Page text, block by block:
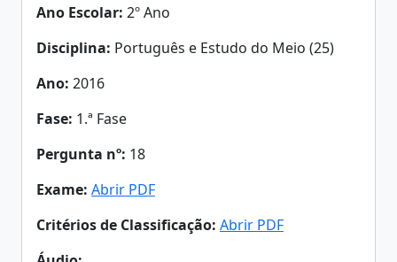
Ano Escolar: 2º Ano
Disciplina: Português e Estudo do Meio (25)
Ano: 2016
Fase: 1.ª Fase
Pergunta nº: 18
Exame: Abrir PDF
Critérios de Classificação: Abrir PDF